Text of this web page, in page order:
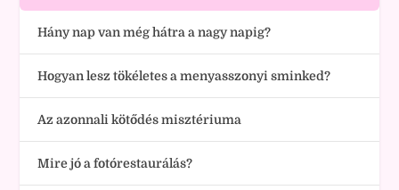
Hány nap van még hátra a nagy napig?
Hogyan lesz tökéletes a menyasszonyi sminked?
Az azonnali kötődés misztériuma
Mire jó a fotórestaurálás?